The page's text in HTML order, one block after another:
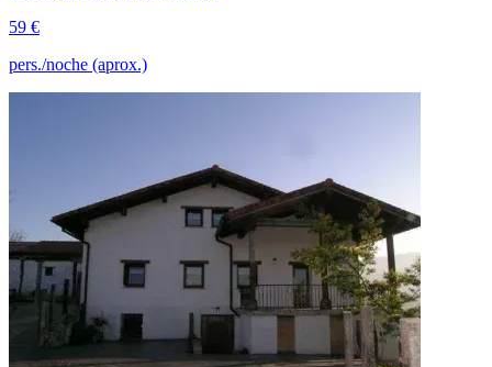
59 €
pers./noche (aprox.)